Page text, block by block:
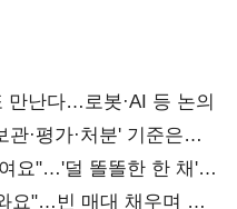
만난다…로봇·AI 등 논의
·평가·처분' 기준은
요"…'덜 똘똘한 한 채'
요"…빈 매대 채우며 문